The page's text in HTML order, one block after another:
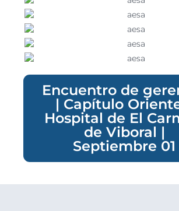
Encuentro de
| Capítulo
Hospital de El
de Viboral |
Septiembre 01